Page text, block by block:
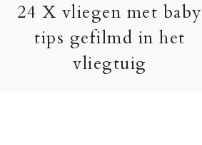
24 X vliegen met baby
tips gefilmd in het
vliegtuig